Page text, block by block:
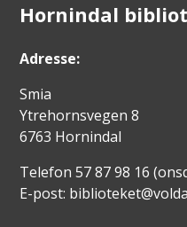
Hornindal
Adresse:
Smia
Ytrehornsvegen 8
6763 Hornindal
Telefon 57 87 98 16
E-post: